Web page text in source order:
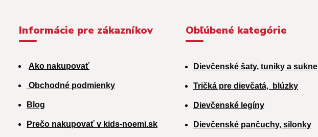
Informácie pre zákazníkov
Ako nakupovať
Obchodné podmienky
Blog
Prečo nakupovať v kids-noemi.sk
Obľúbené kategórie
Dievčenské šaty, tuniky a sukne
Tričká pre dievčatá, blúzky
Dievčenské legíny
Dievčenské pančuchy, silonky